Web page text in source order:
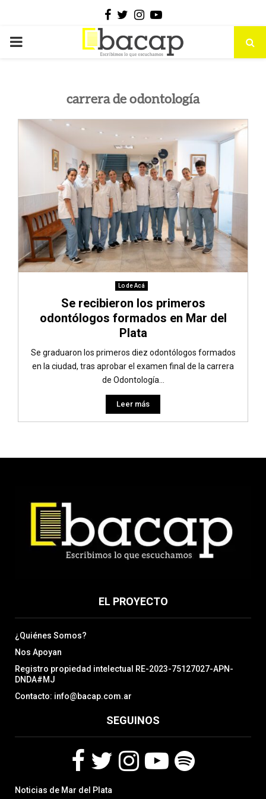
Facebook
Twitter
Instagram
Youtube
PRIMARY
carrera de odontología
Lo de Acá
Se recibieron los primeros
odontólogos formados en Mar del
Plata
Se graduaron los primeros diez odontólogos formados
en la ciudad, tras aprobar el examen final de la carrera
de Odontología...
Leer más
EL PROYECTO
¿Quiénes Somos?
Nos Apoyan
Registro propiedad intelectual RE-2023-75127027-APN-
DNDA#MJ
Contacto: info@bacap.com.ar
SEGUINOS
a
w
Noticias de Mar del Plata